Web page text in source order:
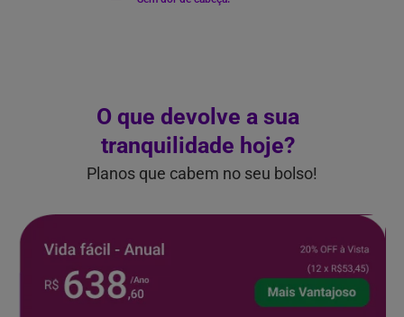
O que devolve a sua
tranquilidade hoje?
Planos que cabem no seu bolso!
Vida Fácil - Anual
20% OFF à vista